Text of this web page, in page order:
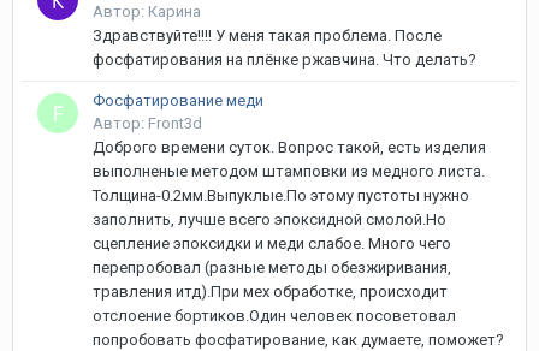
Автор: Карина
Здравствуйте!!!! У меня такая проблема. После
фосфатирования на плёнке ржавчина. Что делать?
Фосфатирование меди
Автор: Front3d
Доброго времени суток. Вопрос такой, есть изделия
выполненые методом штамповки из медного листа.
Толщина-0.2мм.Выпуклые.По этому пустоты нужно
заполнить, лучше всего эпоксидной смолой.Но
сцепление эпоксидки и меди слабое. Много чего
перепробовал (разные методы обезжиривания,
травления итд).При мех обработке, происходит
отслоение бортиков.Один человек посоветовал
попробовать фосфатирование, как думаете, поможет?